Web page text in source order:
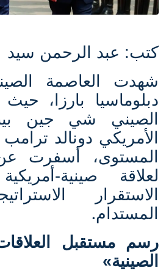
كتب: عبد الرحمن سيد
شهدت العاصمة
دبلوماسيا بارزا،
الصيني شي جين
الأمريكي دونالد
المستوى، أسفرت
لعلاقة صينية-
الاستقرار
المستدام.
رسم مستقبل
الصينية»